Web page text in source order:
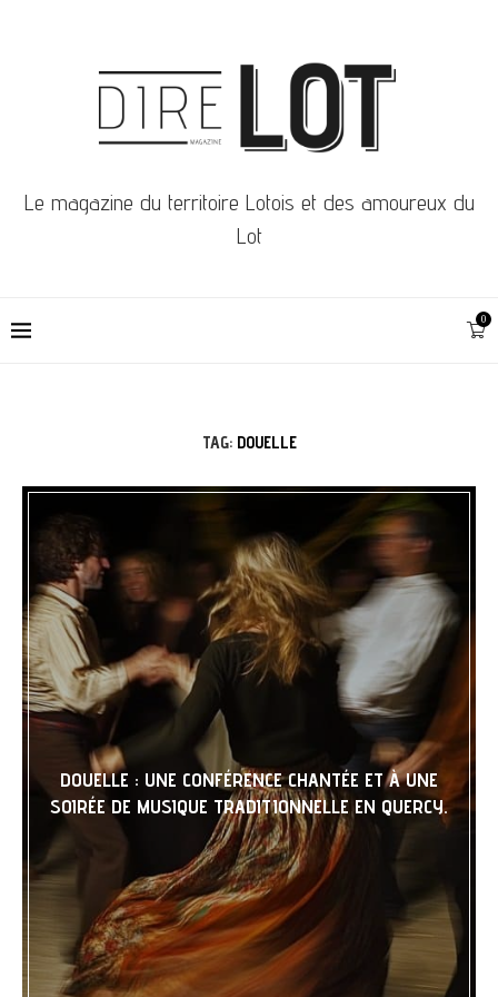
Le magazine du territoire Lotois et des amoureux du
Lot
0
TAG: DOUELLE
DOUELLE : UNE CONFÉRENCE CHANTÉE ET À UNE
SOIRÉE DE MUSIQUE TRADITIONNELLE EN QUERCY.